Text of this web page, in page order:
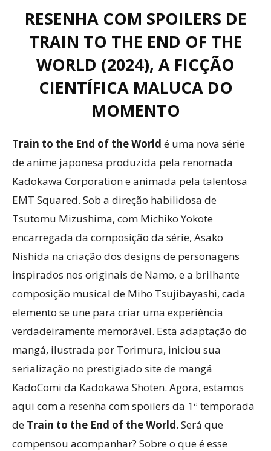
RESENHA COM SPOILERS DE
TRAIN TO THE END OF THE
WORLD (2024), A FICÇÃO
CIENTÍFICA MALUCA DO
MOMENTO
Train to the End of the World é uma nova série
de anime japonesa produzida pela renomada
Kadokawa Corporation e animada pela talentosa
EMT Squared. Sob a direção habilidosa de
Tsutomu Mizushima, com Michiko Yokote
encarregada da composição da série, Asako
Nishida na criação dos designs de personagens
inspirados nos originais de Namo, e a brilhante
composição musical de Miho Tsujibayashi, cada
elemento se une para criar uma experiência
verdadeiramente memorável. Esta adaptação do
mangá, ilustrada por Torimura, iniciou sua
serialização no prestigiado site de mangá
KadoComi da Kadokawa Shoten. Agora, estamos
aqui com a resenha com spoilers da 1ª temporada
de Train to the End of the World. Será que
compensou acompanhar? Sobre o que é esse